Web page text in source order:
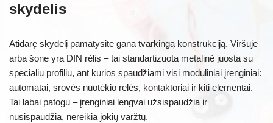
skydelis
Atidarę skydelį pamatysite gana tvarkingą konstrukciją. Viršuje
arba šone yra DIN rėlis – tai standartizuota metalinė juosta su
specialiu profiliu, ant kurios spaudžiami visi moduliniai įrenginiai:
automatai, srovės nuotėkio relės, kontaktoriai ir kiti elementai.
Tai labai patogu – įrenginiai lengvai užsispaudžia ir
nusispaudžia, nereikia jokių varžtų.